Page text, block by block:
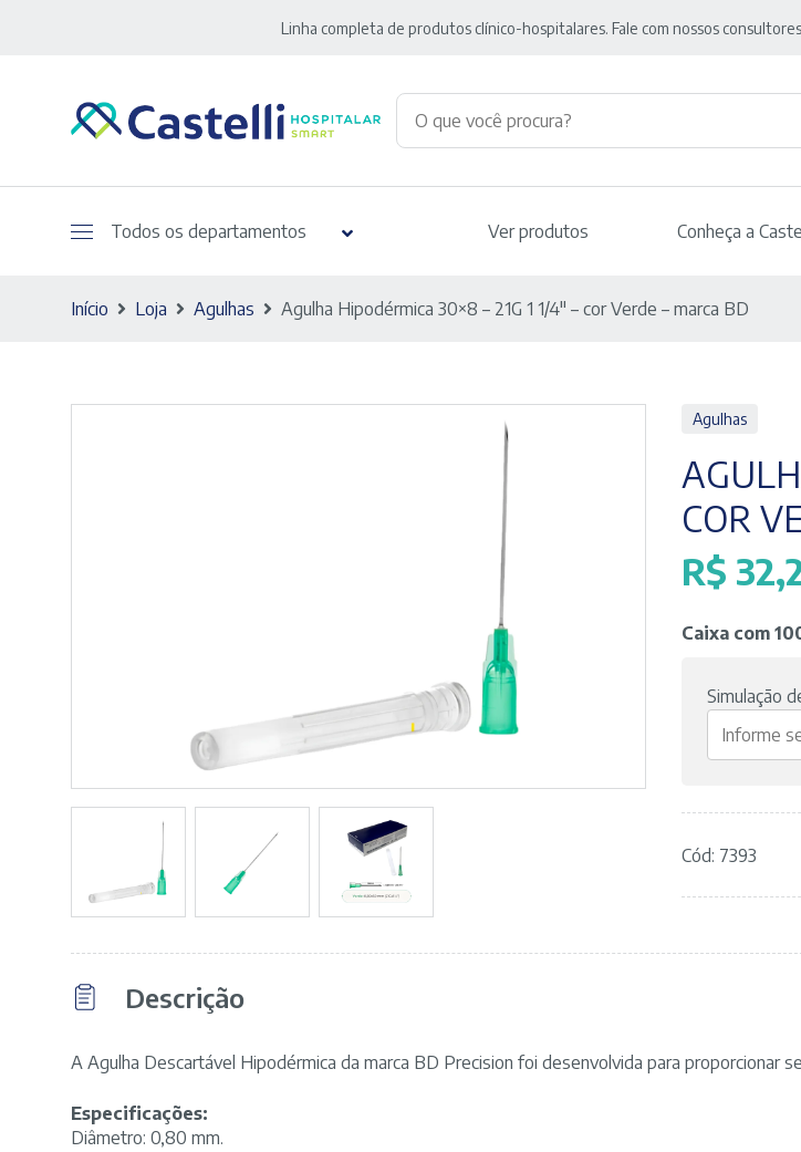
Linha completa de produtos clínico-hospitalares. Fale com nossos
Todos os departamentos Ver produtos Conheça a
Início Loja Agulhas Agulha Hipodérmica 30×8 – 21G 1 1/4″ – cor Verde – marca BD
Agulhas
COR
R$
Caixa com
Simulação
Cód: 7393
Descrição
A Agulha Descartável Hipodérmica da marca BD Precision foi desenvolvida para proporcionar
Especificações:
Diâmetro: 0,80 mm.